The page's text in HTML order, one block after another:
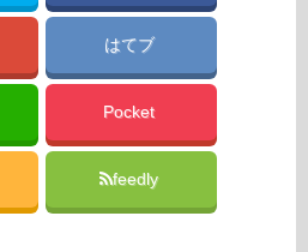
はてブ
Pocket
feedly